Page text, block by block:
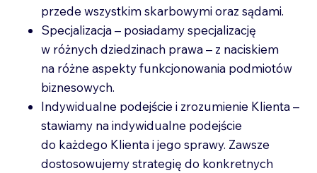
przede wszystkim skarbowymi oraz sądami.
Specjalizacja – posiadamy specjalizację
w różnych dziedzinach prawa – z naciskiem
na różne aspekty funkcjonowania podmiotów
biznesowych.
Indywidualne podejście i zrozumienie Klienta –
stawiamy na indywidualne podejście
do każdego Klienta i jego sprawy. Zawsze
dostosowujemy strategię do konkretnych